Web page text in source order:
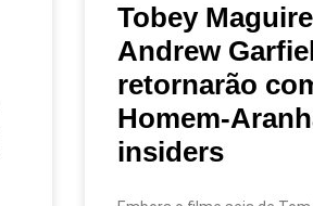
Tobey
Andrew
retornarão
Homem-
insiders